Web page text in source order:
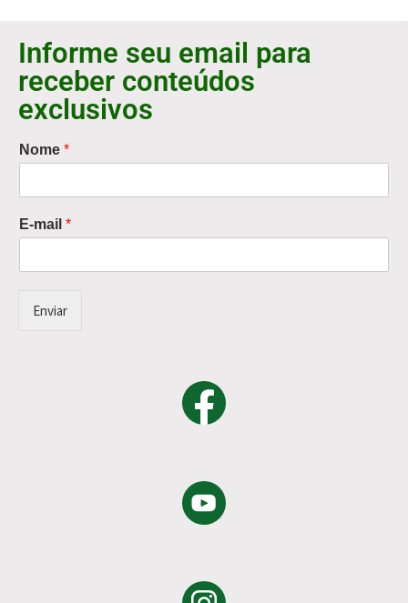
Informe seu email para
receber conteúdos
exclusivos
Nome *
E-mail *
Enviar